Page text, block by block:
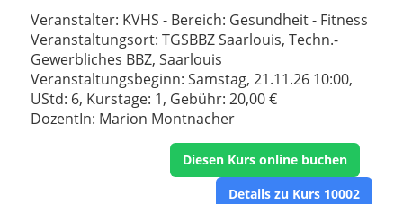
Veranstalter: KVHS - Bereich: Gesundheit - Fitness
Veranstaltungsort: TGSBBZ Saarlouis, Techn.-
Gewerbliches BBZ, Saarlouis
Veranstaltungsbeginn: Samstag, 21.11.26 10:00,
UStd: 6, Kurstage: 1, Gebühr: 20,00 €
DozentIn: Marion Montnacher
Diesen Kurs online buchen
Details zu Kurs 10002